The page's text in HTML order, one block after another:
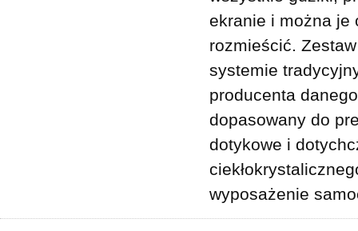
ekranie i można je
rozmieścić.
systemie
producenta
dopasowany do
dotykowe i
wyposażenie